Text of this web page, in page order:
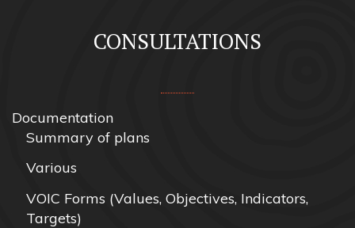
CONSULTATIONS
Documentation
Summary of plans
Various
VOIC Forms (Values, Objectives, Indicators,
Targets)